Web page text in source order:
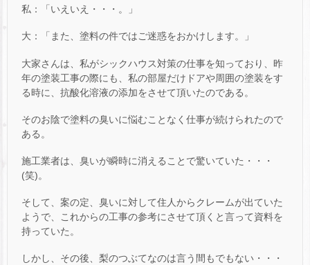
私：「いえいえ・・・。」
大：「また、塗料の件ではご迷惑をおかけします。」
大家さんは、私がシックハウス対策の仕事を知っており、昨
年の塗装工事の際にも、私の部屋だけドアや周囲の塗装をす
る時に、抗酸化溶液の添加をさせて頂いたのである。
そのお陰で塗料の臭いに悩むことなく仕事が続けられたので
ある。
施工業者は、臭いが瞬時に消えることで驚いていた・・・
(笑)。
そして、案の定、臭いに対して住人からクレームが出ていた
ようで、これからの工事の参考にさせて頂くと言って資料を
持っていた。
しかし、その後、梨のつぶてなのは言う間もでもない・・・